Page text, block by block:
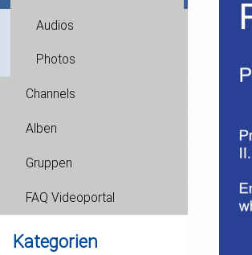
Audios
Photos
Channels
Alben
Gruppen
FAQ Videoportal
Kategorien